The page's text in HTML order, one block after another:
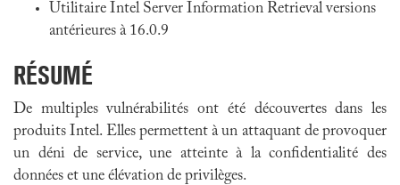
Utilitaire Intel Server Information Retrieval versions
antérieures à 16.0.9
RÉSUMÉ
De multiples vulnérabilités ont été découvertes dans les
produits Intel. Elles permettent à un attaquant de provoquer
un déni de service, une atteinte à la confidentialité des
données et une élévation de privilèges.